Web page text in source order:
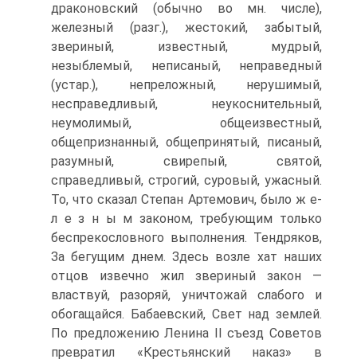
драконовский (обычно во мн. числе),
железный (разг.), жестокий, забытый,
звериный, известный, мудрый,
незыблемый, неписаный, неправедный
(устар.), непреложный, нерушимый,
несправедливый, неукоснительный,
неумолимый, общеизвестный,
общепризнанный, общепринятый, писаный,
разумный, свирепый, святой,
справедливый, строгий, суровый, ужасный.
То, что сказал Степан Артемович, было ж е-
л е з н ы м законом, требующим только
беспрекословного выполнения. Тендряков,
За бегущим днем. Здесь возле хат наших
отцов извечно жил звериный закон —
властвуй, разоряй, уничтожай слабого и
обогащайся. Бабаевский, Свет над землей.
По предложению Ленина II съезд Советов
превратил «Крестьянский наказ» в